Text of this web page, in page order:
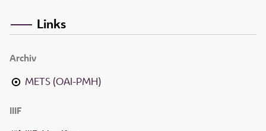
Links
Archiv
METS (OAI-PMH)
IIIF